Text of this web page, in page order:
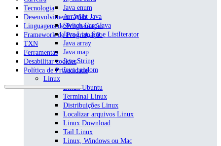
Java enum
Arraylist Java
Switch Case Java
Java List, Set e ListIterator
Java array
Java map
Java String
Java random
Linux
Linux Ubuntu
Terminal Linux
Distribuições Linux
Localizar arquivos Linux
Linux Download
Tail Linux
Linux, Windows ou Mac
Tecnologia
Desenvolvimento Web
Linguagens de Programação
Framework de Programação
TXN
Ferramentas
Desabilitar cookies
Política de Privacidade